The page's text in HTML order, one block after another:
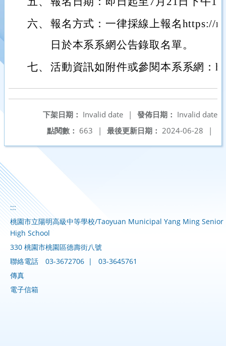
六、 報名方式：一律採線上報名https://
日於本系系網公告錄取名單。
七、 活動資訊如附件或參閱本系系網：
發佈日期： Invalid date
下架日期： Invalid date
|
最後更新日期： 2024-06-28 |
點閱數： 663 |
:::
桃園市立陽明高級中等學校/Taoyuan Municipal Yang Ming Senior
High School
330 桃園市桃園區德壽街八號
聯絡電話
03-3672706 |
03-3645761
傳真
電子信箱